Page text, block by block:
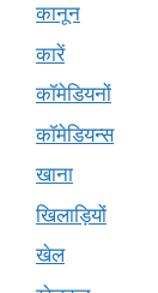
कानून
कारें
कॉमेडियनों
कॉमेडियन्स
खाना
खिलाड़ियों
खेल